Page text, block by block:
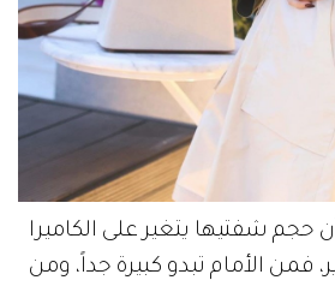
حجم شفتيها يتغير على الكاميرا
فمن الأمام تبدو كبيرة جداً، ومن